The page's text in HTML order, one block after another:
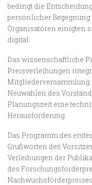
bedingt die
persönlicher Begegnung
Organisatoren einigten
digital.
Das wissenschaftliche
Preisverleihungen
Mitgliederversammlung
Neuwahlen des
Planungszeit eine
Herausforderung.
Das Programm des
Grußworten des
Verleihungen der
des
Nachwuchsförderpreises